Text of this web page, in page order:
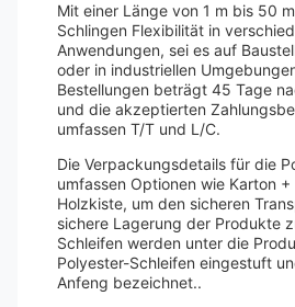
Mit einer Länge von 1 m bis 50
Schlingen Flexibilität in
Anwendungen, sei es auf
oder in industriellen
Bestellungen beträgt 45 Tage
und die akzeptierten
umfassen T/T und L/C.
Die Verpackungsdetails für die
umfassen Optionen wie Karton
Holzkiste, um den sicheren
sichere Lagerung der Produkte
Schleifen werden unter die
Polyester-Schleifen eingestuft
Anfeng bezeichnet..